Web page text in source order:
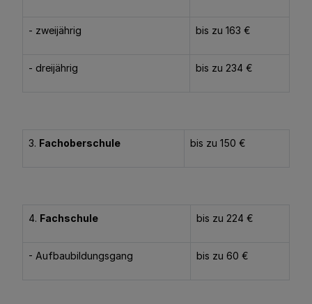
- zweijährig bis zu 163 €
- dreijährig bis zu 234 €
3. Fachoberschule bis zu 150 €
4. Fachschule bis zu 224 €
- Aufbaubildungsgang bis zu 60 €